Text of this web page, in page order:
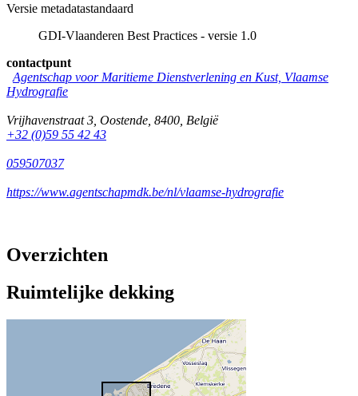
Versie metadatastandaard
GDI-Vlaanderen Best Practices - versie 1.0
contactpunt
Agentschap voor Maritieme Dienstverlening en Kust, Vlaamse
Hydrografie
Vrijhavenstraat 3 Oostende 8400 België
+32 (0)59 55 42 43
059507037
https://www.agentschapmdk.be/nl/vlaamse-hydrografie
Overzichten
Ruimtelijke dekking